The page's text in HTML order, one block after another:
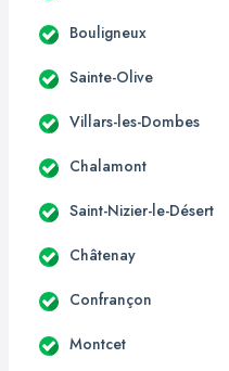
Bouligneux
Sainte-Olive
Villars-les-Dombes
Chalamont
Saint-Nizier-le-Désert
Châtenay
Confrançon
Montcet